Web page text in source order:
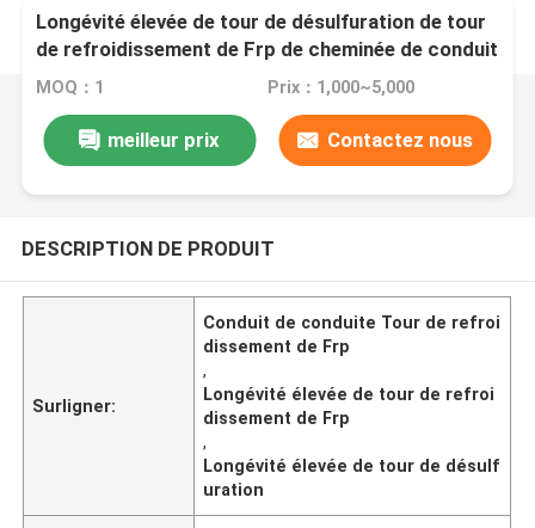
Longévité élevée de tour de désulfuration de tour
de refroidissement de Frp de cheminée de conduit
de conduite
MOQ：1 Prix：1,000~5,000
meilleur prix Contactez nous
DESCRIPTION DE PRODUIT
Surligner:
Conduit de conduite Tour de refroi
dissement de Frp
,
Longévité élevée de tour de refroi
dissement de Frp
,
Longévité élevée de tour de désulf
uration